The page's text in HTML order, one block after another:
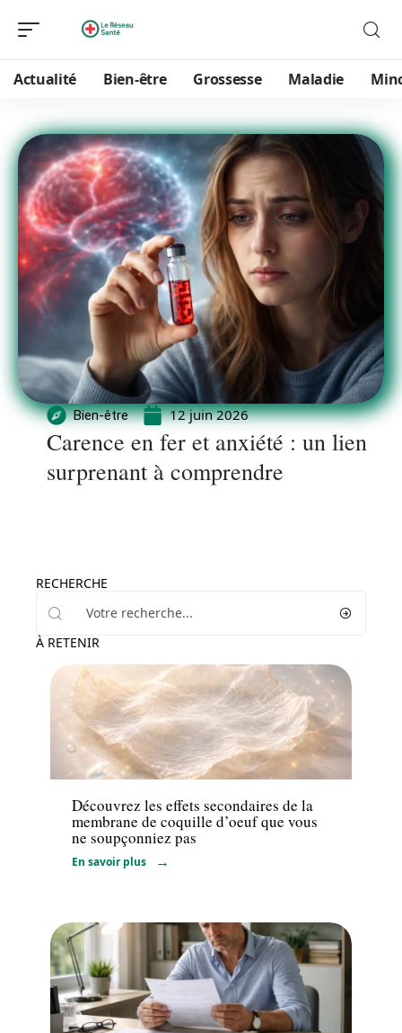
Actualité Bien-être Grossesse Maladie
Bien-être 12 juin 2026
Carence en fer et anxiété : un lien
surprenant à comprendre
RECHERCHE
À RETENIR
Santé
Découvrez les effets secondaires de la
membrane de coquille d’oeuf que vous
ne soupçonniez pas
En savoir plus
Santé